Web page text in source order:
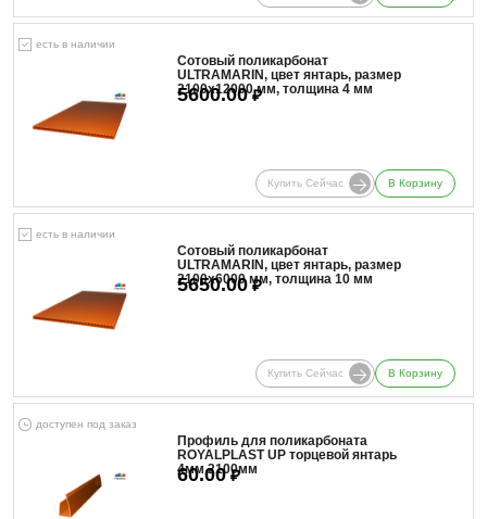
есть в наличии
Сотовый поликарбонат
ULTRAMARIN, цвет янтарь, размер
2100x12000 мм, толщина 4 мм
5600.00₽
Купить Сейчас В Корзину
есть в наличии
Сотовый поликарбонат
ULTRAMARIN, цвет янтарь, размер
2100x6000 мм, толщина 10 мм
5650.00₽
Купить Сейчас В Корзину
доступен под заказ
Профиль для поликарбоната
ROYALPLAST UP торцевой янтарь
4мм 2100мм
60.00₽